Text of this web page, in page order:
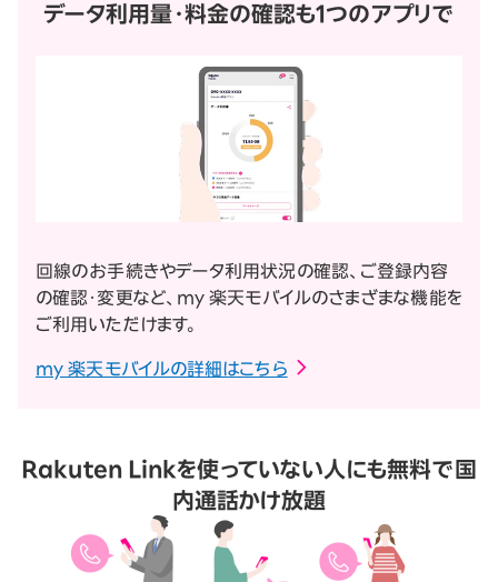
データ利用量・料金の確認も1つのアプリで
回線のお手続きやデータ利用状況の確認、ご登録内容
の確認・変更など、my 楽天モバイルのさまざまな機能を
ご利用いただけます。
my 楽天モバイルの詳細はこちら
Rakuten Linkを使っていない人にも無料で国
内通話かけ放題